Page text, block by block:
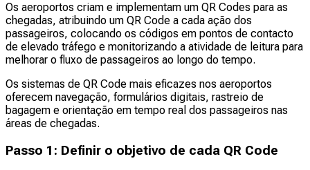
Os aeroportos criam e implementam um QR Codes para as
chegadas, atribuindo um QR Code a cada ação dos
passageiros, colocando os códigos em pontos de contacto
de elevado tráfego e monitorizando a atividade de leitura para
melhorar o fluxo de passageiros ao longo do tempo.
Os sistemas de QR Code mais eficazes nos aeroportos
oferecem navegação, formulários digitais, rastreio de
bagagem e orientação em tempo real dos passageiros nas
áreas de chegadas.
Passo 1: Definir o objetivo de cada QR Code